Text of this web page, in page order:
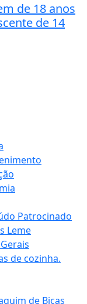
de 18 anos
de 14
Patrocinado
Leme
de cozinha.
de Bicas